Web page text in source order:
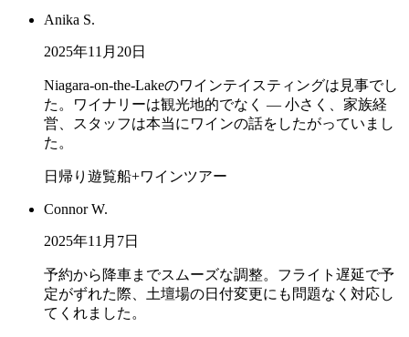
Anika S.
2025年11月20日
Niagara-on-the-Lakeのワインテイスティングは見事でし
た。ワイナリーは観光地的でなく — 小さく、家族経
営、スタッフは本当にワインの話をしたがっていまし
た。
日帰り遊覧船+ワインツアー
Connor W.
2025年11月7日
予約から降車までスムーズな調整。フライト遅延で予
定がずれた際、土壇場の日付変更にも問題なく対応し
てくれました。